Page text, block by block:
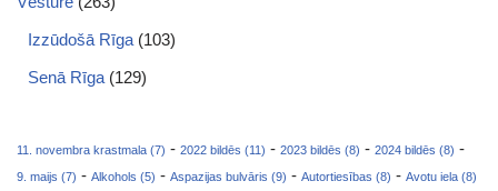
Izzūdošā Rīga (103)
Senā Rīga (129)
11. novembra krastmala (7) - 2022 bildēs (11) - 2023 bildēs (8) - 2024 bildēs (8) -
9. maijs (7) - Alkohols (5) - Aspazijas bulvāris (9) - Autortiesības (8) - Avotu iela (8)